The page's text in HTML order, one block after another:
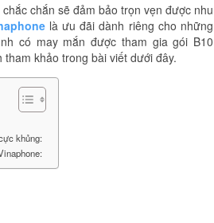
chắn sẽ đảm bảo trọn vẹn được nhu
là ưu đãi dành riêng cho những
có may mắn được tham gia gói B10
khảo trong bài viết dưới đây.
khủng: